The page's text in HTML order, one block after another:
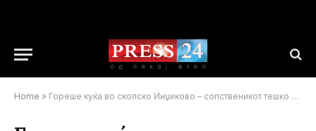
Home » Гореше куќа во скопско Инџиково – сопственикот тешко повреден